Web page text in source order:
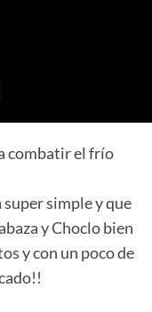
combatir el frío
super simple y que
y Choclo bien
y con un poco de